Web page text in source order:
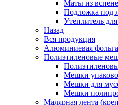
Маты из
Подложка под
Утеплитель
Назад
Вся продукция
Алюминиевая фольга
Полиэтиленовые
Мешки
Мешки для
Мешки
Малярная лента